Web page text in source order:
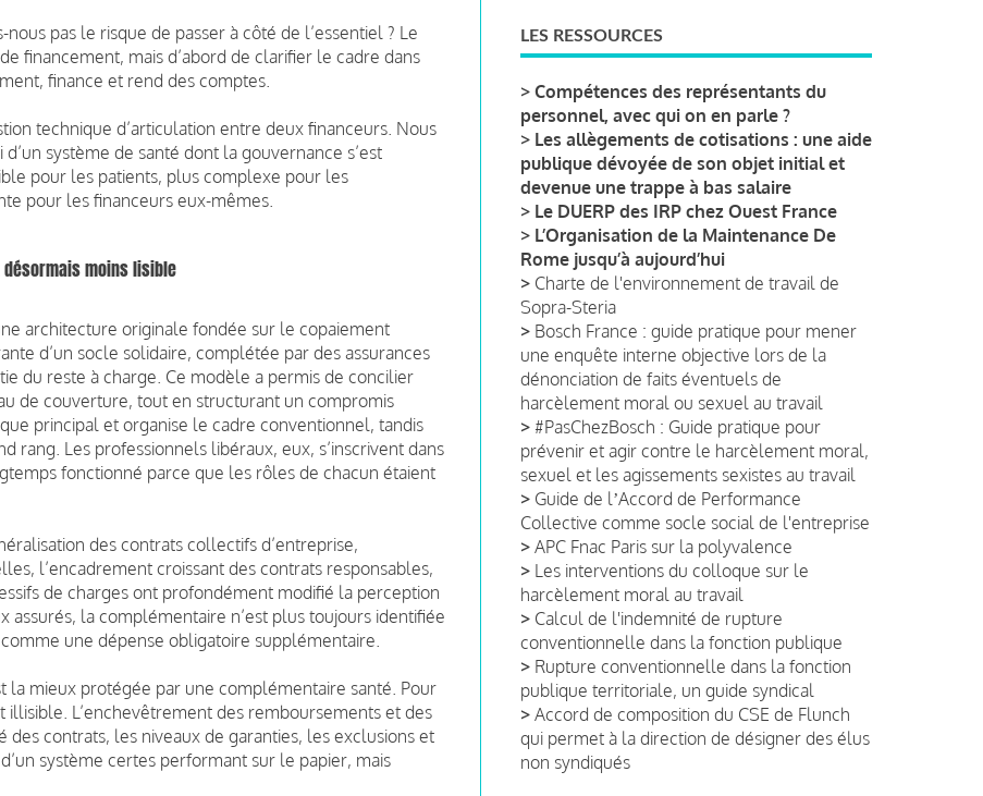
pas le risque de passer à côté de l’essentiel ? Le
financement, mais d’abord de clarifier le cadre dans
finance et rend des comptes.
technique d’articulation entre deux financeurs. Nous
système de santé dont la gouvernance s’est
pour les patients, plus complexe pour les
pour les financeurs eux-mêmes.
désormais moins lisible
architecture originale fondée sur le copaiement
d’un socle solidaire, complétée par des assurances
du reste à charge. Ce modèle a permis de concilier
de couverture, tout en structurant un compromis
principal et organise le cadre conventionnel, tandis
rang. Les professionnels libéraux, eux, s’inscrivent dans
fonctionné parce que les rôles de chacun étaient
des contrats collectifs d’entreprise,
l’encadrement croissant des contrats responsables,
de charges ont profondément modifié la perception
la complémentaire n’est plus toujours identifiée
une dépense obligatoire supplémentaire.
la mieux protégée par une complémentaire santé. Pour
L’enchevêtrement des remboursements et des
contrats, les niveaux de garanties, les exclusions et
système certes performant sur le papier, mais
LES RESSOURCES
> Compétences des représentants du
personnel, avec qui on en parle ?
> Les allègements de cotisations : une aide
publique dévoyée de son objet initial et
devenue une trappe à bas salaire
> Le DUERP des IRP chez Ouest France
> L’Organisation de la Maintenance De
Rome jusqu’à aujourd’hui
> Charte de l'environnement de travail de
Sopra-Steria
> Bosch France : guide pratique pour mener
une enquête interne objective lors de la
dénonciation de faits éventuels de
harcèlement moral ou sexuel au travail
> #PasChezBosch : Guide pratique pour
prévenir et agir contre le harcèlement moral,
sexuel et les agissements sexistes au travail
> Guide de lʼAccord de Performance
Collective comme socle social de l'entreprise
> APC Fnac Paris sur la polyvalence
> Les interventions du colloque sur le
harcèlement moral au travail
> Calcul de l'indemnité de rupture
conventionnelle dans la fonction publique
> Rupture conventionnelle dans la fonction
publique territoriale, un guide syndical
> Accord de composition du CSE de Flunch
qui permet à la direction de désigner des élus
non syndiqués